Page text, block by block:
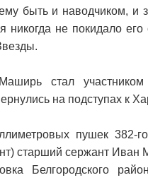
быть и наводчиком,
не покидало
стал
на подступах к
пушек 382-
старший сержант Иван
Белгородского